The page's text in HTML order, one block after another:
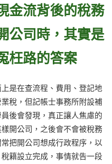
金流背後的稅務
公司時，其實是
枉路的答案
是在查流程、費用、登記地
稅，但記帳士事務所附設補
後會發現，真正讓人焦慮的
開公司，之後會不會被稅務
把開公司想成行政程序，以
籍設立完成，事情就告一段